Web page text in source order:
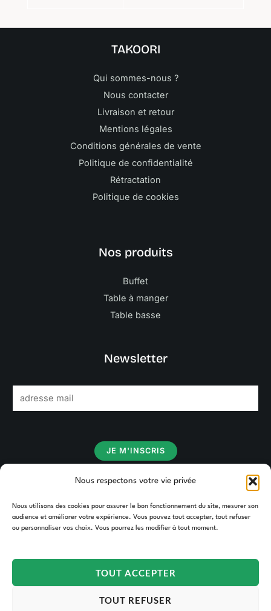
Nous respectons votre vie privée
Nous utilisons des cookies pour assurer le bon fonctionnement du site, mesurer son
audience et améliorer votre expérience. Vous pouvez tout accepter, tout refuser
ou personnaliser vos choix. Vous pourrez les modifier à tout moment.
TOUT ACCEPTER
TOUT REFUSER
TAKOORI
Qui sommes-nous ?
Nous contacter
Livraison et retour
Mentions légales
Conditions générales de vente
Politique de confidentialité
Rétractation
Politique de cookies
Nos produits
Buffet
Table à manger
Table basse
Newsletter
m
JE M'INSCRIS